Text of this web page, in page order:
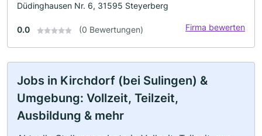
Düdinghausen Nr. 6, 31595 Steyerberg
0.0 (0 Bewertungen) Firma bewerten
Jobs in Kirchdorf (bei Sulingen) &
Umgebung: Vollzeit, Teilzeit,
Ausbildung & mehr